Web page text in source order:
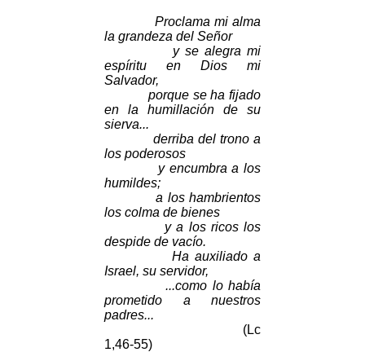
Proclama mi alma
la grandeza del Señor
y se alegra mi
espíritu en Dios mi
Salvador,
porque se ha fijado
en la humillación de su
sierva...
derriba del trono a
los poderosos
y encumbra a los
humildes;
a los hambrientos
los colma de bienes
y a los ricos los
despide de vacío.
Ha auxiliado a
Israel, su servidor,
...como lo había
prometido a nuestros
padres...
(Lc
1,46-55)